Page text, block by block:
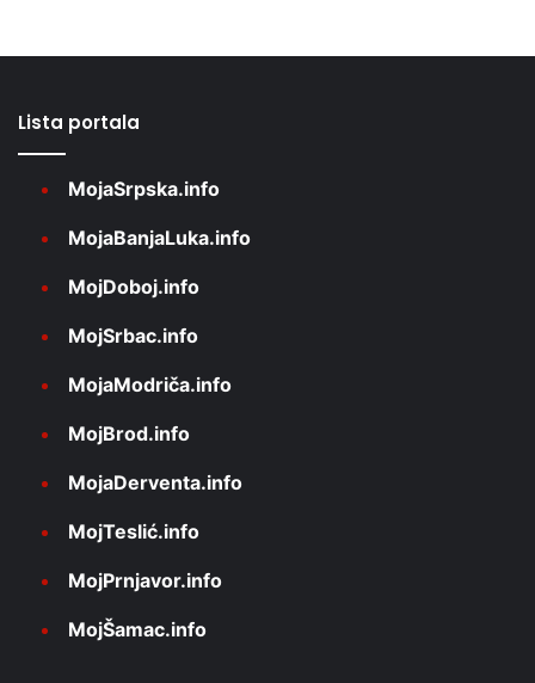
Lista portala
MojaSrpska.info
MojaBanjaLuka.info
MojDoboj.info
MojSrbac.info
MojaModriča.info
MojBrod.info
MojaDerventa.info
MojTeslić.info
MojPrnjavor.info
MojŠamac.info